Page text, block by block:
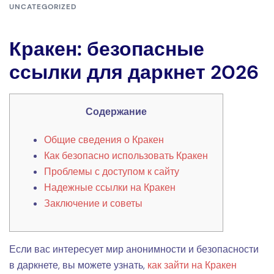
UNCATEGORIZED
Кракен: безопасные
ссылки для даркнет 2026
Содержание
Общие сведения о Кракен
Как безопасно использовать Кракен
Проблемы с доступом к сайту
Надежные ссылки на Кракен
Заключение и советы
Если вас интересует мир анонимности и безопасности
в даркнете, вы можете узнать, как зайти на Кракен